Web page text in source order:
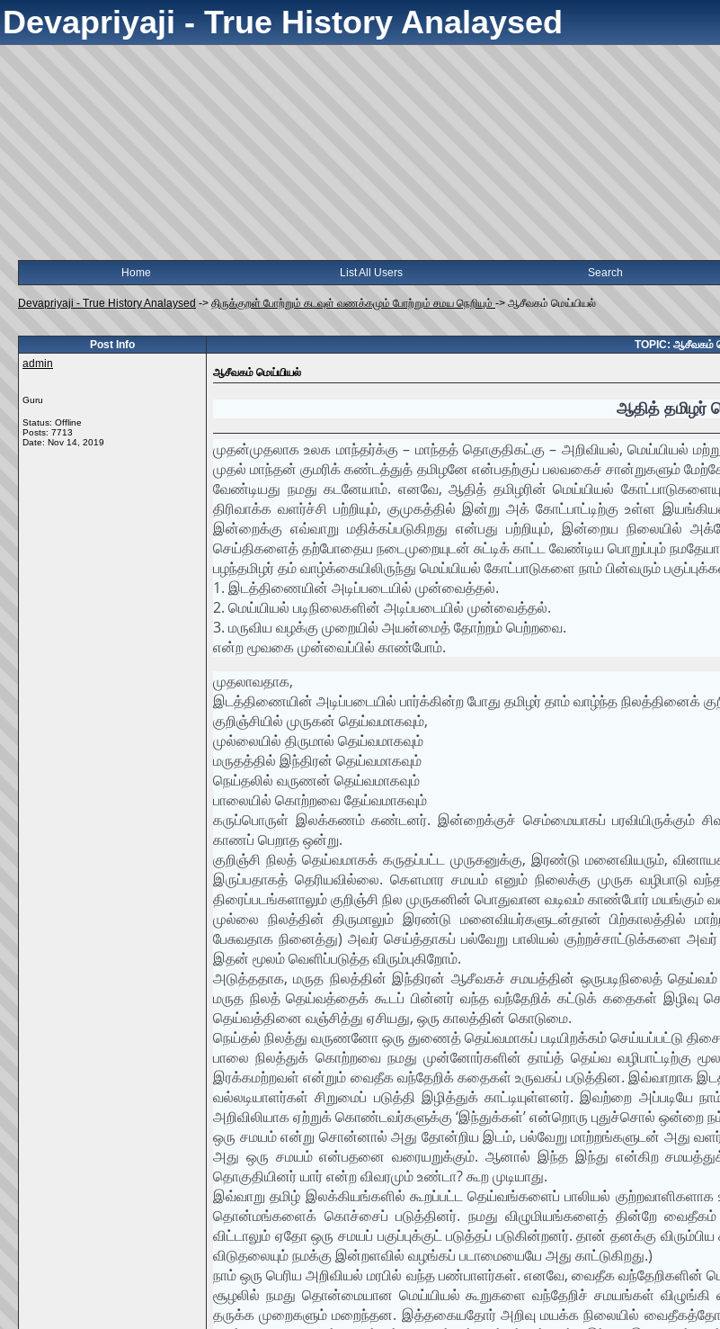
Devapriyaji - True History Analaysed
Home List All Users Search
Devapriyaji - True History Analaysed -> திருக்குறள் போற்றும் கடவுள் வணக்கமும் போற்றும் சமய நெறியும் -> ஆசீவகம் மெய்யியல்
Post Info
TOPIC: ஆசீவகம்
admin
Guru
Status: Offline
Posts: 7713
Date: Nov 14, 2019
ஆசீவகம் மெய்யியல்
ஆதித் தமிழர்
முதன்முதலாக உலக மாந்தர்க்கு – மாந்தத் தொகுதிகட்கு – அறிவியல், மெய்யியல்
முதல் மாந்தன் குமரிக் கண்டத்துத் தமிழனே என்பதற்குப் பலவகைச் சான்றுகளும்
வேண்டியது நமது கடனேயாம். எனவே, ஆதித் தமிழரின் மெய்யியல்
திரிவாக்க வளர்ச்சி பற்றியும், குமுகத்தில் இன்று அக் கோட்பாட்டிற்கு உள்ள
இன்றைக்கு எவ்வாறு மதிக்கப்படுகிறது என்பது பற்றியும், இன்றைய நிலையில்
செய்திகளைத் தற்போதைய நடைமுறையுடன் சுட்டிக் காட்ட வேண்டிய பொறுப்பும்
பழந்தமிழர் தம் வாழ்க்கையிலிருந்து மெய்யியல் கோட்பாடுகளை நாம் பின்வரும்
1. இடத்திணையின் அடிப்படையில் முன்வைத்தல்.
2. மெய்யியல் படிநிலைகளின் அடிப்படையில் முன்வைத்தல்.
3. மருவிய வழக்கு முறையில் அயன்மைத் தோற்றம் பெற்றவை.
என்ற மூவகை முன்வைப்பில் காண்போம்.
முதலாவதாக,
இடத்திணையின் அடிப்படையில் பார்க்கின்ற போது தமிழர் தாம் வாழ்ந்த நிலத்தினைக்
குறிஞ்சியில் முருகன் தெய்வமாகவும்,
முல்லையில் திருமால் தெய்வமாகவும்
மருதத்தில் இந்திரன் தெய்வமாகவும்
நெய்தலில் வருணன் தெய்வமாகவும்
பாலையில் கொற்றவை தேய்வமாகவும்
கருப்பொருள் இலக்கணம் கண்டனர். இன்றைக்குச் செம்மையாகப் பரவியிருக்கும்
காணப் பெறாத ஒன்று.
குறிஞ்சி நிலத் தெய்வமாகக் கருதப்பட்ட முருகனுக்கு, இரண்டு மனைவியரும்,
இருப்பதாகத் தெரியவில்லை. கௌமார சமயம் எனும் நிலைக்கு முருக வழிபாடு
திரைப்படங்களாலும் குறிஞ்சி நில முருகனின் பொதுவான வடிவம் காண்போர் மயங்கும்
முல்லை நிலத்தின் திருமாலும் இரண்டு மனைவியர்களுடன்தான் பிற்காலத்தில்
பேசுவதாக நினைத்து) அவர் செய்த்தாகப் பல்வேறு பாலியல் குற்றச்சாட்டுக்களை
இதன் மூலம் வெளிப்படுத்த விரும்புகிறோம்.
அடுத்ததாக, மருத நிலத்தின் இந்திரன் ஆசீவகச் சமயத்தின் ஒருபடிநிலைத்
மருத நிலத் தெய்வத்தைக் கூடப் பின்னர் வந்த வந்தேறிக் கட்டுக் கதைகள் இழிவு
தெய்வத்தினை வஞ்சித்து ஏசியது, ஒரு காலத்தின் கொடுமை.
நெய்தல் நிலத்து வருணனோ ஒரு துணைத் தெய்வமாகப் படியிறக்கம் செய்யப்பட்டு
பாலை நிலத்துக் கொற்றவை நமது முன்னோர்களின் தாய்த் தெய்வ வழிபாட்டிற்கு
இரக்கமற்றவள் என்றும் வைதீக வந்தேறிக் கதைகள் உருவகப் படுத்தின. இவ்வாறாக
வல்லடியாளர்கள் சிறுமைப் படுத்தி இழித்துக் காட்டியுள்ளனர். இவற்றை
அறிவிலியாக ஏற்றுக் கொண்டவர்களுக்கு ‘இந்துக்கள்’ என்றொரு புதுச்சொல் ஒன்றை
ஒரு சமயம் என்று சொன்னால் அது தோன்றிய இடம், பல்வேறு மாற்றங்களுடன் அது
அது ஒரு சமயம் என்பதனை வரையறுக்கும். ஆனால் இந்த இந்து என்கிற
தொகுதியினர் யார் என்ற விவரமும் உண்டா? கூற முடியாது.
இவ்வாறு தமிழ் இலக்கியங்களில் கூறப்பட்ட தெய்வங்களைப் பாலியல்
தொன்மங்களைக் கொச்சைப் படுத்தினர். நமது விழுமியங்களைத் தின்றே வைதீகம்
விட்டாலும் ஏதோ ஒரு சமயப் பகுப்புக்குட் படுத்தப் படுகின்றனர். தான் தனக்கு
விடுதலையும் நமக்கு இன்றளவில் வழங்கப் படாமையையே அது காட்டுகிறது.)
நாம் ஒரு பெரிய அறிவியல் மரபில் வந்த பண்பாளர்கள். எனவே, வைதீக
சூழலில் நமது தொன்மையான மெய்யியல் கூறுகளை வந்தேறிச் சமயங்கள் விழுங்கி
தருக்க முறைகளும் மறைந்தன. இத்தகையதோர் அறிவு மயக்க நிலையில்